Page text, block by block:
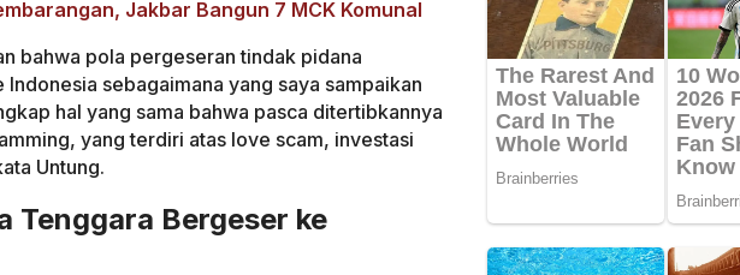
Jakbar Bangun 7 MCK Komunal
bahwa pola pergeseran tindak pidana
sebagaimana yang saya sampaikan
hal yang sama bahwa pasca ditertibkannya
yang terdiri atas love scam, investasi
Untung.
Tenggara Bergeser ke